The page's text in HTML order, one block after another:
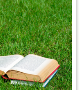
研究歸納
帶狀式、
依現況運
教育若要